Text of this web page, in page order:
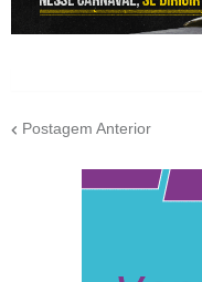
Postagem Anterior